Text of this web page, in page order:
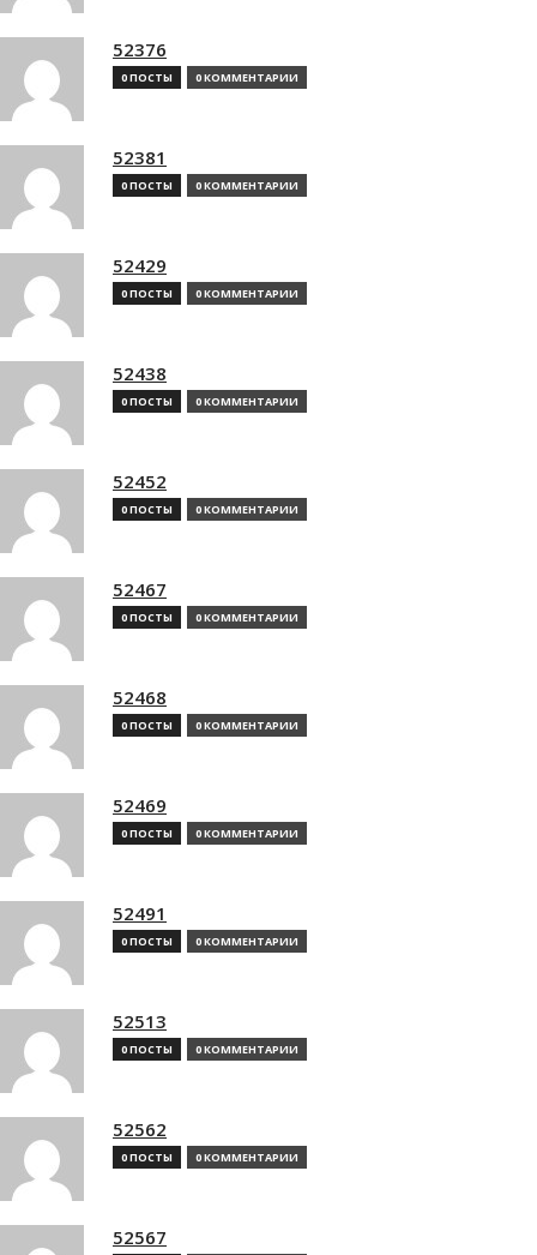
52376
0 ПОСТЫ 0 КОММЕНТАРИИ
52381
0 ПОСТЫ 0 КОММЕНТАРИИ
52429
0 ПОСТЫ 0 КОММЕНТАРИИ
52438
0 ПОСТЫ 0 КОММЕНТАРИИ
52452
0 ПОСТЫ 0 КОММЕНТАРИИ
52467
0 ПОСТЫ 0 КОММЕНТАРИИ
52468
0 ПОСТЫ 0 КОММЕНТАРИИ
52469
0 ПОСТЫ 0 КОММЕНТАРИИ
52491
0 ПОСТЫ 0 КОММЕНТАРИИ
52513
0 ПОСТЫ 0 КОММЕНТАРИИ
52562
0 ПОСТЫ 0 КОММЕНТАРИИ
52567